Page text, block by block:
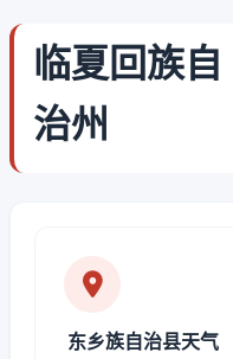
临夏回族自
治州
东乡族自治县天气